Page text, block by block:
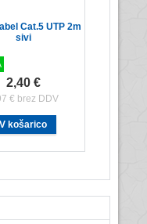
Cat.5 UTP 2m
sivi
2,40 €
€ brez DDV